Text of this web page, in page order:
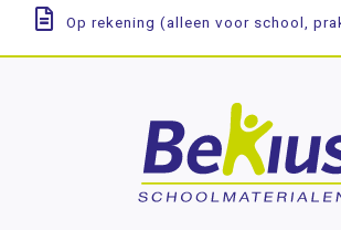
Op rekening (alleen voor school,